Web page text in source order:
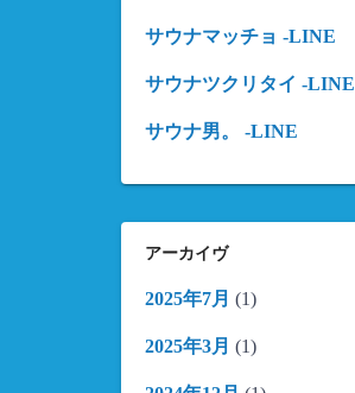
サウナマッチョ -LINE
サウナツクリタイ -LINE
サウナ男。 -LINE
アーカイヴ
2025年7月 (1)
2025年3月 (1)